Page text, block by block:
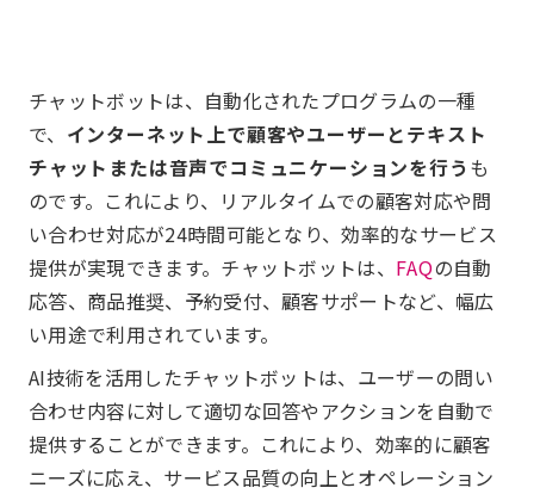
チャットボットは、自動化されたプログラムの一種
で、 インターネット上で顧客やユーザーとテキスト
チャットまたは音声でコミュニケーションを行う も
のです。これにより、リアルタイムでの顧客対応や問
い合わせ対応が24時間可能となり、効率的なサービス
提供が実現できます。チャットボットは、 FAQの自動
応答、商品推奨、予約受付、顧客サポートなど、幅広
い用途で利用されています。
AI技術を活用したチャットボットは、ユーザーの問い
合わせ内容に対して適切な回答やアクションを自動で
提供することができます。これにより、効率的に顧客
ニーズに応え、サービス品質の向上とオペレーション